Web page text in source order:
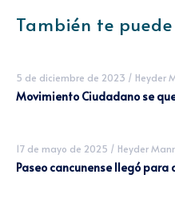
También te
5 de diciembre de 2023 / Heyder
Movimiento Ciudadano se
17 de mayo de 2025 / Heyder
Paseo cancunense llegó